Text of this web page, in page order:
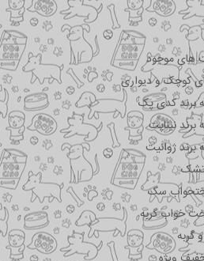
های موجود
کوچک و دیواری
برند کدی پک
نیناپت
ژوانیت
سگ
خواب گربه
گربه